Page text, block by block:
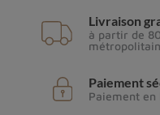
Livraison
à partir de
Paiement
Paiement en